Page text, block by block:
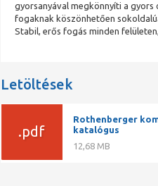
gyorsanyával megkönnyíti a
fogaknak köszönhetően
Stabil, erős fogás minden
Letöltések
.pdf
Rothenberger
katalógus
12,68 MB